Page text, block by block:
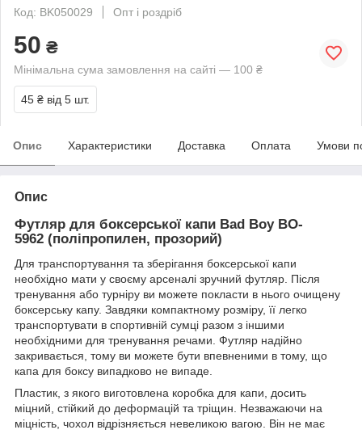
Код: BK050029
Опт і роздріб
50 ₴
Мінімальна сума замовлення на сайті — 100 ₴
45 ₴ від 5 шт.
Опис Характеристики Доставка Оплата Умови
Опис
Футляр для боксерської капи Bad Boy BO-
5962 (поліпропилен, прозорий)
Для транспортування та зберігання боксерської капи
необхідно мати у своєму арсеналі зручний футляр. Після
тренування або турніру ви можете покласти в нього очищену
боксерську капу. Завдяки компактному розміру, її легко
транспортувати в спортивній сумці разом з іншими
необхідними для тренування речами. Футляр надійно
закривається, тому ви можете бути впевненими в тому, що
капа для боксу випадково не випаде.
Пластик, з якого виготовлена коробка для капи, досить
міцний, стійкий до деформацій та тріщин.
Незважаючи на
міцність, чохол відрізняється невеликою вагою.
Він не має